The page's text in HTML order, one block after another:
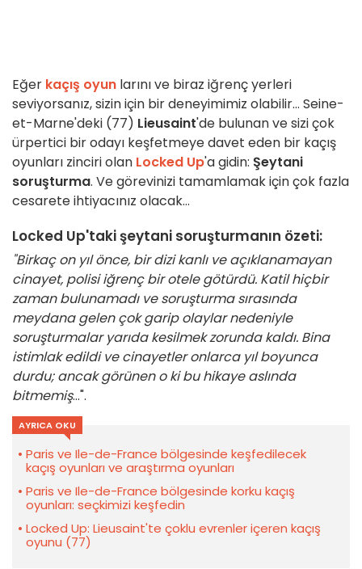
Eğer kaçış oyun larını ve biraz iğrenç yerleri
seviyorsanız, sizin için bir deneyimimiz olabilir... Seine-
et-Marne'deki (77) Lieusaint'de bulunan ve sizi çok
ürpertici bir odayı keşfetmeye davet eden bir kaçış
oyunları zinciri olan Locked Up'a gidin: Şeytani
soruşturma. Ve görevinizi tamamlamak için çok fazla
cesarete ihtiyacınız olacak...
Locked Up'taki şeytani soruşturmanın özeti:
"Birkaç on yıl önce, bir dizi kanlı ve açıklanamayan
cinayet, polisi iğrenç bir otele götürdü. Katil hiçbir
zaman bulunamadı ve soruşturma sırasında
meydana gelen çok garip olaylar nedeniyle
soruşturmalar yarıda kesilmek zorunda kaldı. Bina
istimlak edildi ve cinayetler onlarca yıl boyunca
durdu; ancak görünen o ki bu hikaye aslında
bitmemiş...".
AYRICA OKU
Paris ve Ile-de-France bölgesinde keşfedilecek
kaçış oyunları ve araştırma oyunları
Paris ve Ile-de-France bölgesinde korku kaçış
oyunları: seçkimizi keşfedin
Locked Up: Lieusaint'te çoklu evrenler içeren kaçış
oyunu (77)